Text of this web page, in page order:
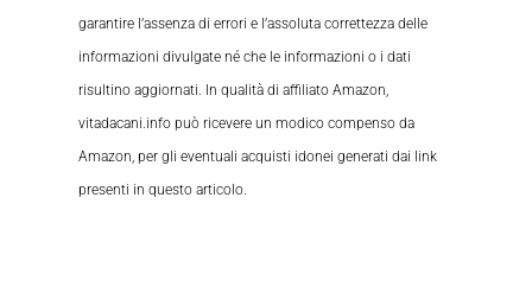
garantire l’assenza di errori e l’assoluta correttezza delle
informazioni divulgate né che le informazioni o i dati
risultino aggiornati. In qualità di affiliato Amazon,
vitadacani.info può ricevere un modico compenso da
Amazon, per gli eventuali acquisti idonei generati dai link
presenti in questo articolo.